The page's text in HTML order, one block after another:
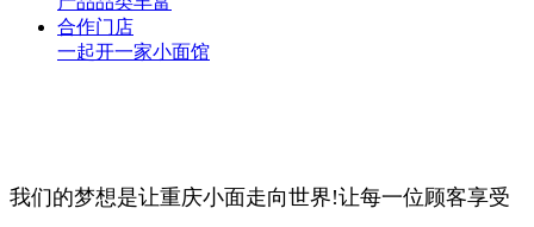
合作门店
一起开一家小面馆
我们的梦想是让重庆小面走向世界!让每一位顾客享受